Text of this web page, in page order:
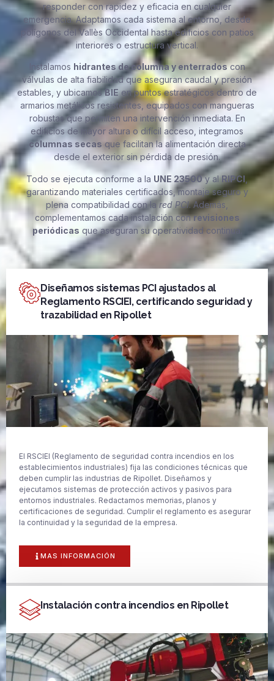
responder con rapidez y eficacia en cualquier
emergencia. Adaptamos cada sistema al entorno, desde
polígonos del Vallès Occidental hasta edificios con patios
interiores o estructura vertical.
Instalamos hidrantes de columna y enterradoscon
válvulas de alta fiabilidad que aseguran caudal y presión
estables, y ubicamosBIEen puntos estratégicos dentro de
armarios metálicos resistentes, equipados con mangueras
robustas que permiten una intervención inmediata. En
edificios de mayor altura o difícil acceso, integramos
columnas secas que facilitan la alimentación directa
desde el exterior sin pérdida de presión.
Todo se ejecuta conforme a la UNE 23500y alRIPCI
garantizando materiales certificados, montaje seguro y
plena compatibilidad con lared PCI. Además,
complementamos cada instalación conrevisiones
periódicas que aseguran su operatividad continua.
Diseñamos sistemas PCI ajustados al
Reglamento RSCIEI, certificando seguridad y
trazabilidad en Ripollet
El RSCIEI (Reglamento de seguridad contra incendios en los
establecimientos industriales) fija las condiciones técnicas que
deben cumplir las industrias de Ripollet. Diseñamos y
ejecutamos sistemas de protección activos y pasivos para
entornos industriales. Redactamos memorias, planos y
certificaciones de seguridad. Cumplir el reglamento es asegurar
la continuidad y la seguridad de la empresa.
MAS INFORMACIÓN
Instalación contra incendios en Ripollet